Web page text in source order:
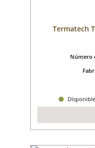
Termatech
Número